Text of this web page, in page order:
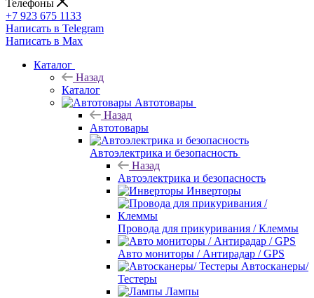
Телефоны
+7 923 675 1133
Написать в Telegram
Написать в Max
Каталог
Назад
Каталог
Автотовары
Назад
Автотовары
Автоэлектрика и безопасность
Назад
Автоэлектрика и безопасность
Инверторы
Провода для прикуривания / Клеммы
Авто мониторы / Антирадар / GPS
Автосканеры/
Тестеры
Лампы